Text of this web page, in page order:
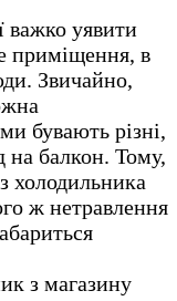
важко уявити
приміщення, в
Звичайно,
бувають різні,
на балкон. Тому,
холодильника
ж нетравлення
з магазину